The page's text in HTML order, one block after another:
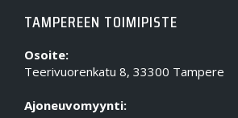
TAMPEREEN TOIMIPISTE
Osoite:
Teerivuorenkatu 8, 33300 Tampere
Ajoneuvomyynti: